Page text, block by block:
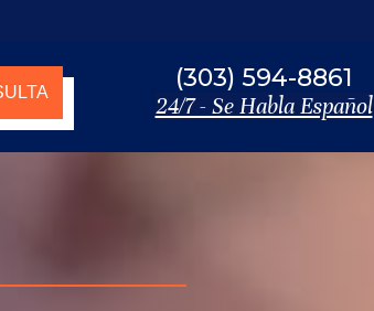
(303) 594-8861
24/7 - Se Habla Español